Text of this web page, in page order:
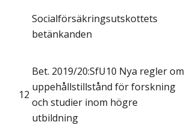
Socialförsäkringsutskottets
betänkanden
12
Bet. 2019/20:SfU10 Nya regler om
uppehållstillstånd för forskning
och studier inom högre
utbildning